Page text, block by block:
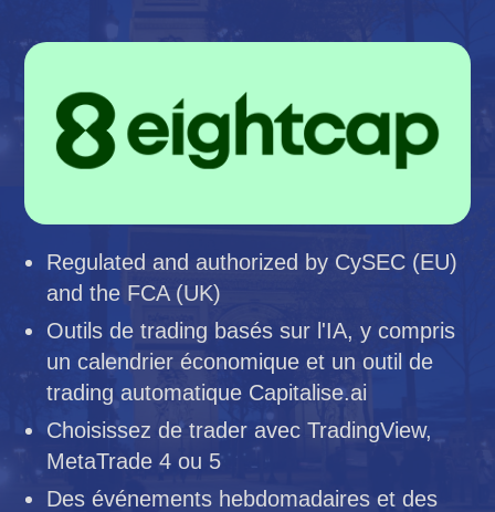
Regulated and authorized by CySEC (EU)
and the FCA (UK)
Outils de trading basés sur l'IA, y compris
un calendrier économique et un outil de
trading automatique Capitalise.ai
Choisissez de trader avec TradingView,
MetaTrade 4 ou 5
Des événements hebdomadaires et des